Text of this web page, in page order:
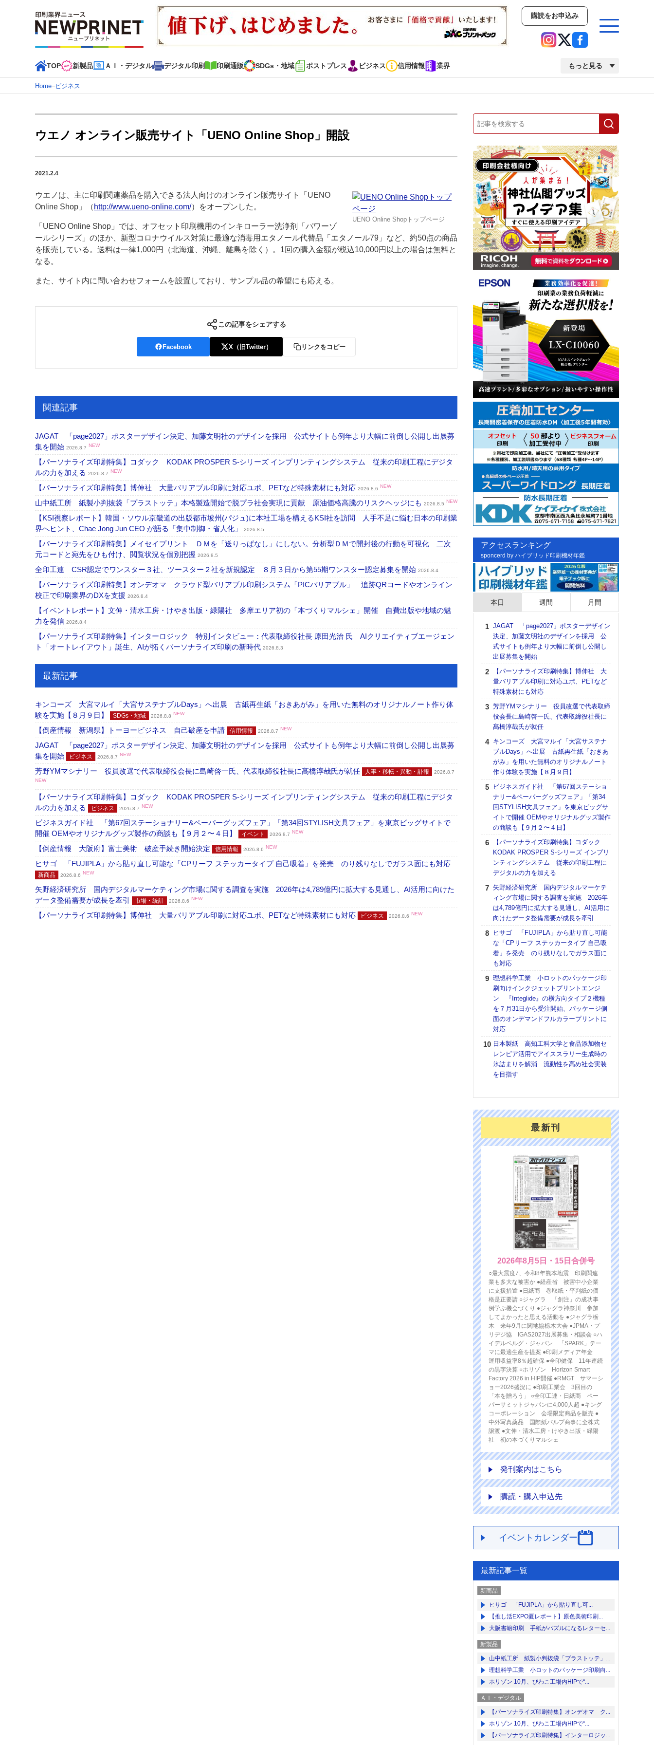
購読をお申込み
TOP 新製品 ＡＩ・デジタル デジタル印刷 印刷通販 SDGs・地域 ポストプレス ビジネス 信用情報 業界 もっと見る
イベント
インデックス
TOP 新着記事 特集記事 動画コンテンツ インタビュー コレクション
カテゴリー一覧
新商品 新製品 ＡＩ・デジタル デジタル印刷 印刷通販 SDGs・地域 ポストプレス ビジネス イベント 信用情報 業界 市場・統計 人事・移転・異動・訃報
特集記事カテゴリー一覧
2022 見える化・MIS特集 特集・デジタル印刷 アイデアで勝負！ ～多様なビジネス・多彩な商材～ JAPAN PACK 2023 特集 中古印刷機・製本機特集
2022 検査・校正特集
特集・デジタル印刷 ～ 新成長軌道を描く
案内
発刊案内 JFPI印刷用語集 印刷機材年鑑
運営
Home–ビジネス
ウエノ オンライン販売サイト「UENO Online Shop」開設
2021.2.4
UENO Online Shopトップページ
ウエノは、主に印刷関連薬品を購入できる法人向けのオンライン販売サイト「UENO
Online Shop」（ http://www.ueno-online.com/）をオープンした。
「UENO Online Shop」では、オフセット印刷機用のインキローラー洗浄剤「パワーゾ
ールシリーズ」のほか、新型コロナウイルス対策に最適な消毒用エタノール代替品「エタノール79」など、約50点の商品
を販売している。送料は一律1,000円（北海道、沖縄、離島を除く）。1回の購入金額が税込10,000円以上の場合は無料と
なる。
また、サイト内に問い合わせフォームを設置しており、サンプル品の希望にも応える。
この記事をシェアする
Facebook X（旧Twitter） リンクをコピー
関連記事
JAGAT 「page2027」ポスターデザイン決定、加藤文明社のデザインを採用 公式サイトも例年より大幅に前倒し公開し出展募
集を開始 2026.8.7 NEW
【パーソナライズ印刷特集】コダック KODAK PROSPER S-シリーズ インプリンティングシステム 従来の印刷工程にデジタ
ルの力を加える 2026.8.7 NEW
【パーソナライズ印刷特集】博伸社 大量バリアブル印刷に対応ユポ、PETなど特殊素材にも対応 2026.8.6 NEW
山中紙工所 紙製小判抜袋「プラストッテ」本格製造開始で脱プラ社会実現に貢献 原油価格高騰のリスクヘッジにも 2026.8.5 NEW
【KSI視察レポート】韓国・ソウル京畿道の出版都市坡州(パジュ)に本社工場を構えるKSI社を訪問 人手不足に悩む日本の印刷業
界へヒント、Chae Jong Jun CEO が語る「集中制御・省人化」
2026.8.5
【パーソナライズ印刷特集】メイセイプリント ＤＭを「送りっぱなし」にしない。分析型ＤＭで開封後の行動を可視化 二次
元コードと宛先をひも付け、閲覧状況を個別把握 2026.8.5
全印工連 CSR認定でワンスター３社、ツースター２社を新規認定 ８月３日から第55期ワンスター認定募集を開始 2026.8.4
【パーソナライズ印刷特集】オンデオマ クラウド型バリアブル印刷システム「PICバリアブル」 追跡QRコードやオンライン
校正で印刷業界のDXを支援 2026.8.4
【イベントレポート】文伸・清水工房・けやき出版・緑陽社 多摩エリア初の「本づくりマルシェ」開催 自費出版や地域の魅
力を発信 2026.8.4
【パーソナライズ印刷特集】インターロジック 特別インタビュー：代表取締役社長 原田光治 氏 AIクリエイティブエージェン
ト「オートレイアウト」誕生、AIが拓くパーソナライズ印刷の新時代 2026.8.3
最新記事
キンコーズ 大宮マルイ「大宮サステナブルDays」へ出展 古紙再生紙「おきあがみ」を用いた無料のオリジナルノート作り体
験を実施【８月９日】
SDGs・地域 2026.8.8 NEW
【倒産情報 新潟県】トーヨービジネス 自己破産を申請 信用情報 2026.8.7 NEW
JAGAT 「page2027」ポスターデザイン決定、加藤文明社のデザインを採用 公式サイトも例年より大幅に前倒し公開し出展募
集を開始
ビジネス 2026.8.7 NEW
芳野YMマシナリー 役員改選で代表取締役会長に島崎啓一氏、代表取締役社長に髙橋淳哉氏が就任 人事・移転・異動・訃報
2026.8.7
NEW
【パーソナライズ印刷特集】コダック KODAK PROSPER S-シリーズ インプリンティングシステム 従来の印刷工程にデジタ
ルの力を加える
ビジネス 2026.8.7 NEW
ビジネスガイド社 「第67回ステーショナリー&ペーパーグッズフェア」「第34回STYLISH文具フェア」を東京ビッグサイトで
開催 OEMやオリジナルグッズ製作の商談も【９月２〜４日】
イベント 2026.8.7 NEW
【倒産情報 大阪府】富士美術 破産手続き開始決定 信用情報 2026.8.6 NEW
ヒサゴ 「FUJIPLA」から貼り直し可能な「CPリーフ ステッカータイプ 自己吸着」を発売 のり残りなしでガラス面にも対応
新商品 2026.8.6 NEW
矢野経済研究所 国内デジタルマーケティング市場に関する調査を実施 2026年は4,789億円に拡大する見通し、AI活用に向けた
データ整備需要が成長を牽引
市場・統計 2026.8.6 NEW
【パーソナライズ印刷特集】博伸社 大量バリアブル印刷に対応ユポ、PETなど特殊素材にも対応 ビジネス 2026.8.6 NEW
アクセスランキング
sponcerd by ハイブリッド印刷機材年鑑
本日 週間 月間
JAGAT 「page2027」ポスターデザイン
決定、加藤文明社のデザインを採用 公
式サイトも例年より大幅に前倒し公開し
出展募集を開始
【パーソナライズ印刷特集】博伸社 大
量バリアブル印刷に対応ユポ、PETなど
特殊素材にも対応
芳野YMマシナリー 役員改選で代表取締
役会長に島崎啓一氏、代表取締役社長に
髙橋淳哉氏が就任
キンコーズ 大宮マルイ「大宮サステナ
ブルDays」へ出展 古紙再生紙「おきあ
がみ」を用いた無料のオリジナルノート
作り体験を実施【８月９日】
ビジネスガイド社 「第67回ステーショ
ナリー&ペーパーグッズフェア」「第34
回STYLISH文具フェア」を東京ビッグサ
イトで開催 OEMやオリジナルグッズ製作
の商談も【９月２〜４日】
【パーソナライズ印刷特集】コダック
KODAK PROSPER S-シリーズ インプリ
ンティングシステム 従来の印刷工程に
デジタルの力を加える
矢野経済研究所 国内デジタルマーケテ
ィング市場に関する調査を実施 2026年
は4,789億円に拡大する見通し、AI活用に
向けたデータ整備需要が成長を牽引
ヒサゴ 「FUJIPLA」から貼り直し可能
な「CPリーフ ステッカータイプ 自己吸
着」を発売 のり残りなしでガラス面に
も対応
理想科学工業 小ロットのパッケージ印
刷向けインクジェットプリントエンジ
ン 『Integlide』の横方向タイプ２機種
を７月31日から受注開始、パッケージ側
面のオンデマンドフルカラープリントに
対応
日本製紙 高知工科大学と食品添加物セ
レンピア活用でアイススラリー生成時の
氷詰まりを解消 流動性を高め社会実装
を目指す
最新刊
2026年8月5日・15日合併号
○最大震度7、令和8年熊本地震 印刷関連
業も多大な被害か ●経産省 被害中小企業
に支援措置 ●日紙商 巻取紙・平判紙の価
格是正要請 ○ジャグラ 「創注」の成功事
例学ぶ機会づくり ●ジャグラ神奈川 参加
してよかったと思える活動を ●ジャグラ栃
木 来年9月に関地協栃木大会 ●JPMA・プ
リデジ協 IGAS2027出展募集・相談会 ○ハ
イデルベルグ・ジャパン 「SPARK」テー
マに最適生産を提案 ●印刷メディア年金
運用収益率8％超確保 ●全印健保 11年連続
の黒字決算 ○ホリゾン Horizon Smart
Factory 2026 in HIP開催 ●RMGT サマーシ
ョー2026盛況に ●印刷工業会 3回目の
「本を贈ろう」 ○全印工連・日紙商 ペー
パーサミットジャパンに4,000人超 ●キング
コーポレーション 会場限定商品を販売 ●
中外写真薬品 国際紙パルプ商事に全株式
譲渡 ●文伸・清水工房・けやき出版・緑陽
社 初の本づくりマルシェ
発刊案内はこちら
購読・購入申込先
イベントカレンダー
最新記事一覧
新商品
ヒサゴ 「FUJIPLA」から貼り直し可...
【推し活EXPO夏レポート】原色美術印刷...
大阪書籍印刷 手紙がパズルになるレターセ...
新製品
山中紙工所 紙製小判抜袋「プラストッテ」...
理想科学工業 小ロットのパッケージ印刷向...
ホリゾン 10月、びわこ工場内HIPで“...
ＡＩ・デジタル
【パーソナライズ印刷特集】オンデオマ ク...
ホリゾン 10月、びわこ工場内HIPで“...
【パーソナライズ印刷特集】インターロジッ...